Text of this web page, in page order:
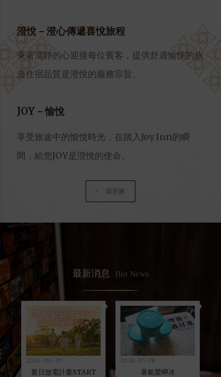
澄悅－澄心傳遞喜悅旅程
秉著清靜的心迎接每位賓客，提供舒適愉快的旅
遊住宿品質是澄悅的服務宗旨。
JOY－愉悅
享受旅途中的愉悅時光，在踏入Joy Inn的瞬
間，給您JOY是澄悅的使命。
環景圖
最新消息 Hot News
2026-06-05
夏日放電計畫START
2026-05-28
暑氣愛呷冰